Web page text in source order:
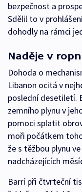
bezpečnost a
Sdělil to v
dohodly na rámci
Naděje v
Dohoda o
Libanon ocitá v
poslední desetiletí.
zemního plynu v
pomoci splatit
moři počátkem
že s těžbou plynu
nadcházejících
Barrí při čtvrteční